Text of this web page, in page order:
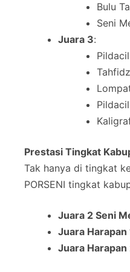
Bulu
Seni
Juara 3:
Prestasi Tingkat
Tak hanya di tingkat
PORSENI tingkat
Juara 2 Seni
Juara
Juara Harapan